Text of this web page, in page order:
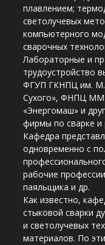
плавлением;
светолучевых
компьютерного
сварочных
Лабораторные и
трудоустройство
ФГУП ГКНПЦ им.
Сухого», ФНПЦ
«Энергомаш» и
фирмы по сварке и
Кафедра
одновременно с
рабочие
паяльщика и др.
Как известно,
стыковой сваpки
и светолучевых
матеpиалов. По